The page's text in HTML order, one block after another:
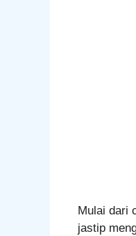
Mulai dari
jastip